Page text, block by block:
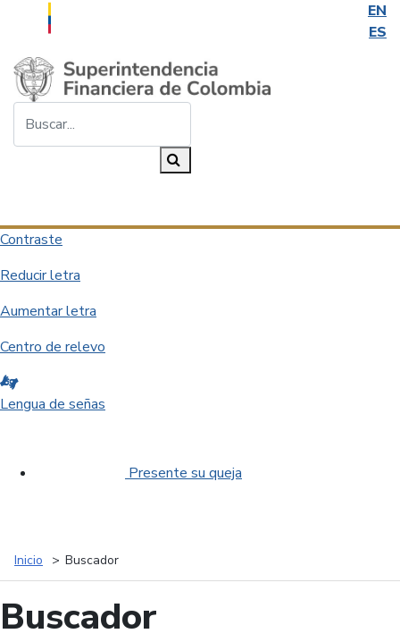
EN
ES
Saltar al contenido principal
Contraste
Reducir letra
Aumentar letra
Centro de relevo
Lengua de señas
Presente su queja
Inicio Buscador
Buscador